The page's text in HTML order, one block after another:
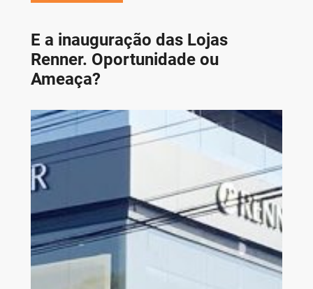
E a inauguração das Lojas
Renner. Oportunidade ou
Ameaça?